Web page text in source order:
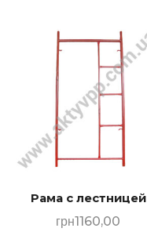
Рама с лестницей
грн1160,00